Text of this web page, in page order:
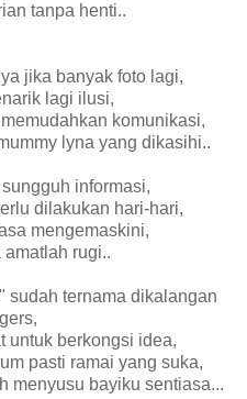
tanpa henti..
jika banyak foto lagi,
lagi ilusi,
komunikasi,
lyna yang dikasihi..
informasi,
dilakukan hari-hari,
mengemaskini,
amatlah rugi..
sudah ternama dikalangan
untuk berkongsi idea,
pasti ramai yang suka,
menyusu bayiku sentiasa...